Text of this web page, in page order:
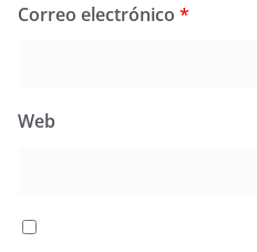
Correo electrónico *
Web